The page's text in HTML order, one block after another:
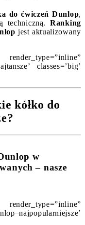
do ćwiczeń Dunlop,
techniczną.Ranking
jest aktualizowany
classes=’big’
kółko do
w
– nasze